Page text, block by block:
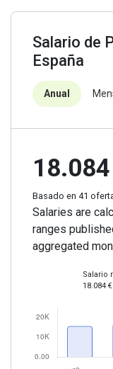
Salario de
España
Anual
Basado en 41
Salaries are
ranges
aggregated
Salario
18.084 €